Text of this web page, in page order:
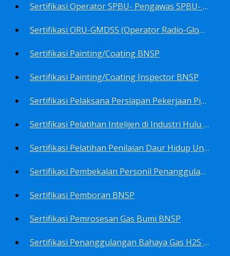
Sertifikasi Operator SPBU- Pengawas SPBU- Teknisi SPBU- Teknisi Service Station SPBU BNSP
Sertifikasi ORU-GMDSS (Operator Radio-Global Maritime Distress&Safety System) BNSP
Sertifikasi Painting/Coating BNSP
Sertifikasi Painting/Coating Inspector BNSP
Sertifikasi Pelaksana Persiapan Pekerjaan Pims BNSP
Sertifikasi Pelatihan Intelijen di Industri Hulu Minyak dan Gas Bumi BNSP
Sertifikasi Pelatihan Penilaian Daur Hidup Untuk PROPER (Life Cycle Asssment) BNSP
Sertifikasi Pembekalan Personil Penanggulangan Pencemaran Tingkat On-Scene Commander (IMO Level 2) BNSP
Sertifikasi Pemboran BNSP
Sertifikasi Pemrosesan Gas Bumi BNSP
Sertifikasi Penanggulangan Bahaya Gas H2S BNSP